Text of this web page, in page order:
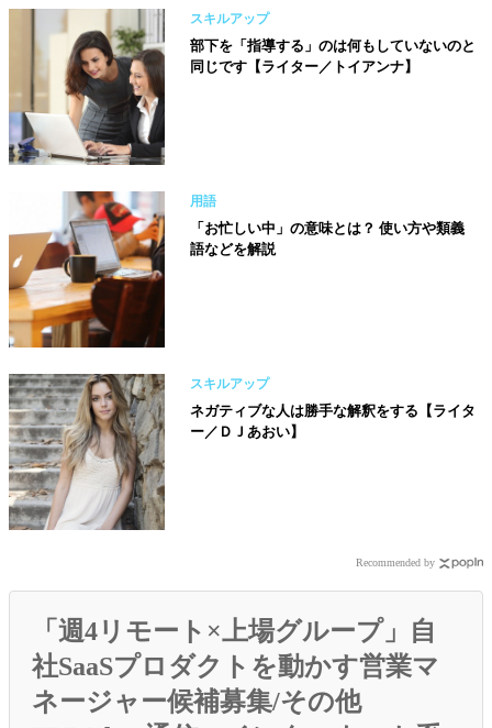
スキルアップ
部下を「指導する」のは何もしていないのと
同じです【ライター／トイアンナ】
用語
「お忙しい中」の意味とは？ 使い方や類義
語などを解説
スキルアップ
ネガティブな人は勝手な解釈をする【ライタ
ー／ＤＪあおい】
Recommended by
「週4リモート×上場グループ」自
社SaaSプロダクトを動かす営業マ
ネージャー候補募集/その他